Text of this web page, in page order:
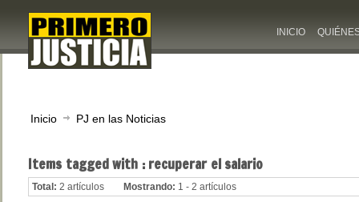
INICIO
Inicio PJ en las Noticias
Items tagged with : recuperar el salario
Total: 2 artículos Mostrando: 1 - 2 artículos